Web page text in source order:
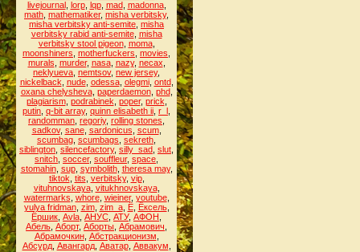
livejournal, lorp, lqp, mad, madonna,
math mathematiker, misha verbitsky,
misha verbitsky anti-semite misha
verbitsky rabid anti-semite, misha
verbitsky stool pigeon, moma,
moonshiners motherfuckers movies
murals murder, nasa, nazy, necax
neklyueva nemtsov, new jersey,
nickelback nude, odessa, olegmi, ontd,
oxana chelysheva, paperdaemon, phd,
plagiarism, podrabinek poper, prick
putin q-bit array, quinn elisabeth ii r_l
randomman regoriy, rolling stones
sadkov, sane, sardonicus scum,
scumbag scumbags sekreth
siblington silencefactory, silly_sad slut
snitch soccer, souffleur, space
stomahin, sup, symbolith, theresa may,
tiktok tits verbitsky, vip,
vituhnovskaya, vitukhnovskaya,
watermarks whore, wieiner, youtube,
yulya fridman, zim, zim_a, Ё, Ёксель,
Ёршик Аvla АНУС АТУ, АФОН
Абель Аборт, Аборты Абрамович
Абрамочкин, Абстракционизм
Абсурд, Авангард, Аватар, Аввакум